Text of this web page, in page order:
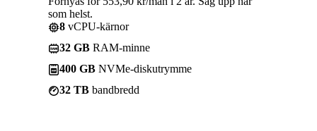
som helst.
8 vCPU-kärnor
32 GB RAM-minne
400 GB NVMe-diskutrymme
32 TB bandbredd